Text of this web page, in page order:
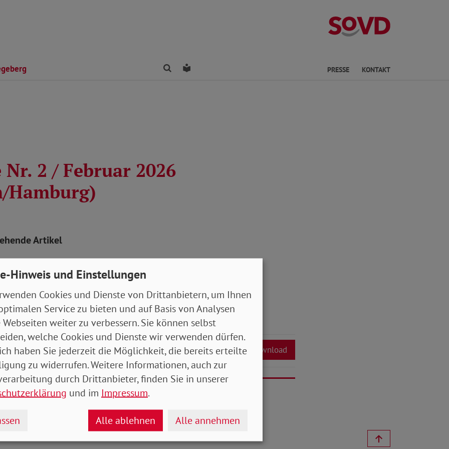
Kreisverband
FindenLeichte Sprache PRESSE KONTAKT
Nr. 2 / Februar 2026
Hamburg)
Artikel
ist fällig
bei steigenden Kosten
02/2026 (Bremen, Hamburg)- 7 MB Download
Hinweis und Einstellungen
Cookies und Dienste von Drittanbietern, um Ihnen
Service zu bieten und auf Basis von Analysen
Webseiten weiter zu verbessern. Sie können selbst
welche Cookies und Dienste wir verwenden dürfen.
haben Sie jederzeit die Möglichkeit, die bereits erteilte
zu widerrufen. Weitere Informationen, auch zur
durch Drittanbieter, finden Sie in unserer
und im Impressum.
Alle ablehnen Alle annehmen